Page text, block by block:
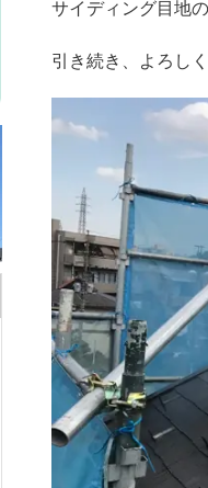
サイディング目地
引き続き、よろし